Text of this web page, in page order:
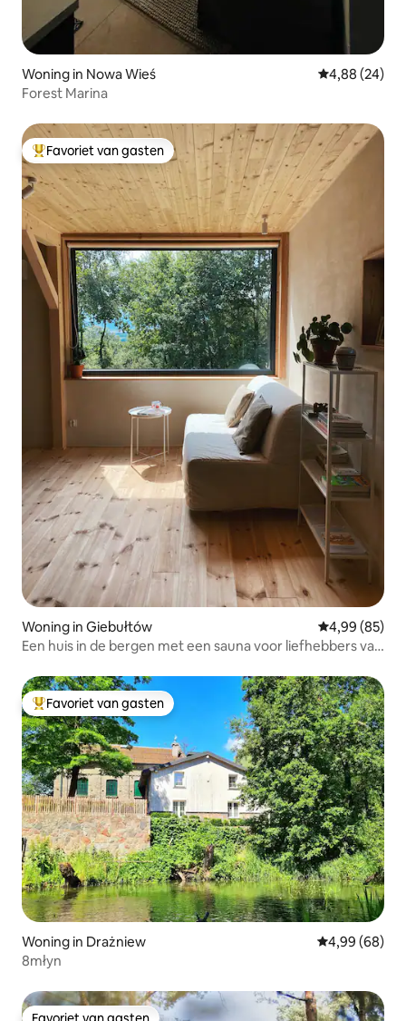
Woning in Nowa Wieś Gemiddelde
4,88 (24)
Forest Marina
Topfavoriet van gasten
Favoriet van gasten
Woning in Giebułtów Gemiddelde
4,99 (85)
Een huis in de bergen met een sauna voor liefhebbers van
Topfavoriet van gasten
Favoriet van gasten
Woning in Drażniew Gemiddelde
4,99 (68)
8młyn